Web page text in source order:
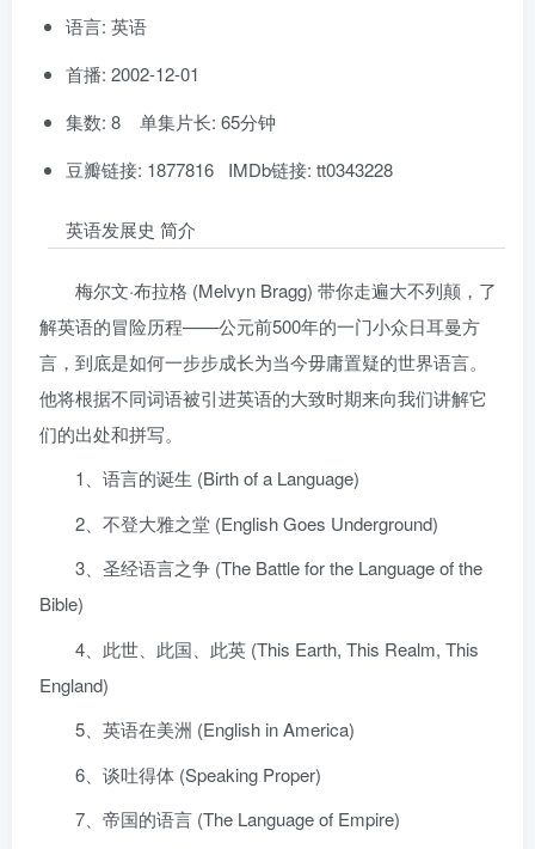
语言: 英语
首播: 2002-12-01
集数: 8 单集片长: 65分钟
豆瓣链接: 1877816 IMDb链接: tt0343228
英语发展史 简介
梅尔文·布拉格 (Melvyn Bragg) 带你走遍大不列颠，了
解英语的冒险历程——公元前500年的一门小众日耳曼方
言，到底是如何一步步成长为当今毋庸置疑的世界语言。
他将根据不同词语被引进英语的大致时期来向我们讲解它
们的出处和拼写。
1、语言的诞生 (Birth of a Language)
2、不登大雅之堂 (English Goes Underground)
3、圣经语言之争 (The Battle for the Language of the
Bible)
4、此世、此国、此英 (This Earth, This Realm, This
England)
5、英语在美洲 (English in America)
6、谈吐得体 (Speaking Proper)
7、帝国的语言 (The Language of Empire)